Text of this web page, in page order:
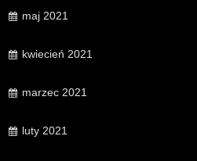
maj 2021
kwiecień 2021
marzec 2021
luty 2021